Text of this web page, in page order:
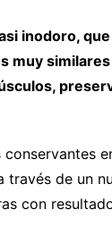
inodoro,
muy
de un
con